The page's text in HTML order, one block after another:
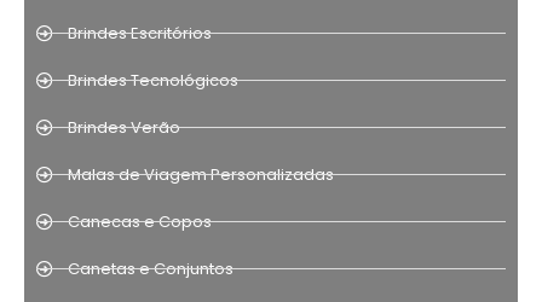
Brindes Escritórios
Brindes Tecnológicos
Brindes Verão
Malas de Viagem Personalizadas
Canecas e Copos
Canetas e Conjuntos